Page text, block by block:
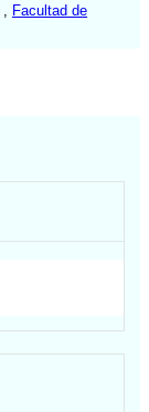
Facultad de